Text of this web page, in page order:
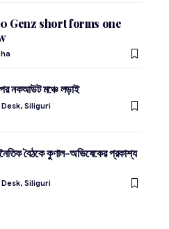
Genz short forms one
নকআউট মঞ্চে লড়াই
Siliguri
বৈঠকে কুণাল-অভিষেকের প্রকাশ্য
Siliguri